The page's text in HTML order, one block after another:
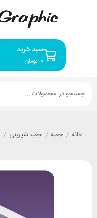
سبد خرید
تومان ۰
خانه / جعبه / جعبه شیرینی /